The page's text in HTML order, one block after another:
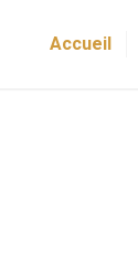
Accueil